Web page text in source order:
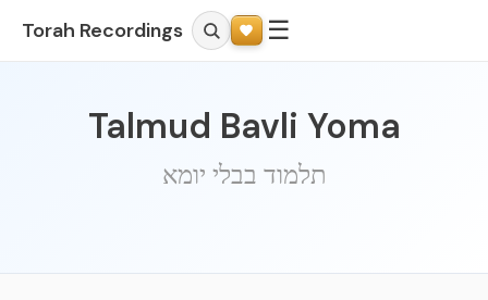
Torah Recordings ☰
Talmud Bavli Yoma
תלמוד בבלי יומא